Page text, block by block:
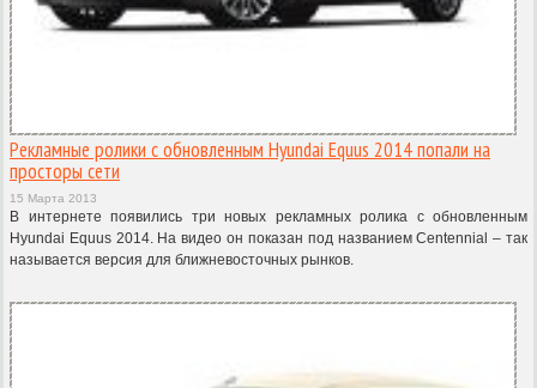
Рекламные ролики с обновленным Hyundai Equus 2014 попали на
просторы сети
15 Марта 2013
В интернете появились три новых рекламных ролика с обновленным
Hyundai Equus 2014. На видео он показан под названием Centennial – так
называется версия для ближневосточных рынков.